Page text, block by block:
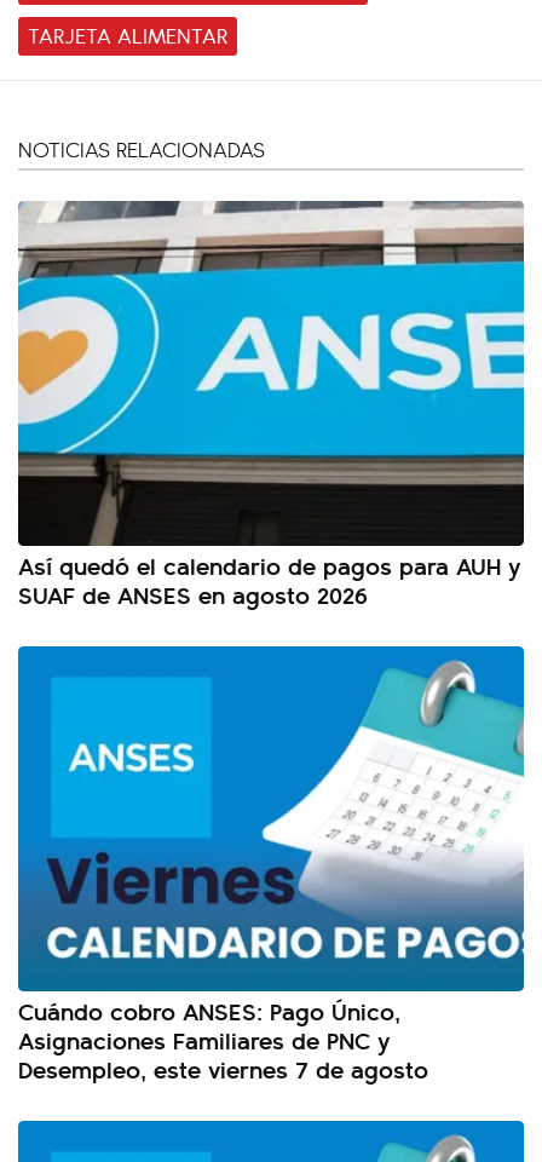
TARJETA ALIMENTAR
NOTICIAS RELACIONADAS
Así quedó el calendario de pagos para AUH y
SUAF de ANSES en agosto 2026
Cuándo cobro ANSES: Pago Único,
Asignaciones Familiares de PNC y
Desempleo, este viernes 7 de agosto